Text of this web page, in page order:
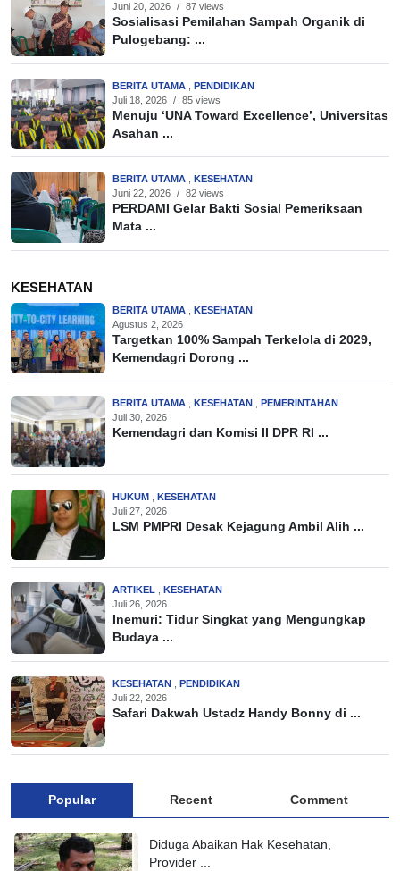
Juni 20, 2026 / 87 views
Sosialisasi Pemilahan Sampah Organik di
Pulogebang: ...
BERITA UTAMA
PENDIDIKAN
Juli 18, 2026 / 85 views
Menuju ‘UNA Toward Excellence’, Universitas
Asahan ...
BERITA UTAMA
KESEHATAN
Juni 22, 2026 / 82 views
PERDAMI Gelar Bakti Sosial Pemeriksaan
Mata ...
KESEHATAN
BERITA UTAMA
KESEHATAN
Agustus 2, 2026
Targetkan 100% Sampah Terkelola di 2029,
Kemendagri Dorong ...
BERITA UTAMA KESEHATAN
PEMERINTAHAN
Juli 30, 2026
Kemendagri dan Komisi II DPR RI ...
HUKUM
KESEHATAN
Juli 27, 2026
LSM PMPRI Desak Kejagung Ambil Alih ...
ARTIKEL
KESEHATAN
Juli 26, 2026
Inemuri: Tidur Singkat yang Mengungkap
Budaya ...
KESEHATAN
PENDIDIKAN
Juli 22, 2026
Safari Dakwah Ustadz Handy Bonny di ...
Popular Recent Comment
Diduga Abaikan Hak Kesehatan,
Provider ...